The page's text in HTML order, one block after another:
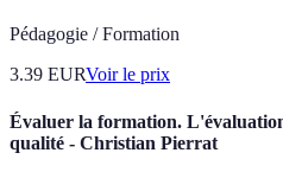
Pédagogie / Formation
3.39 EURVoir le prix
Évaluer la formation.
qualité - Christian Pierrat